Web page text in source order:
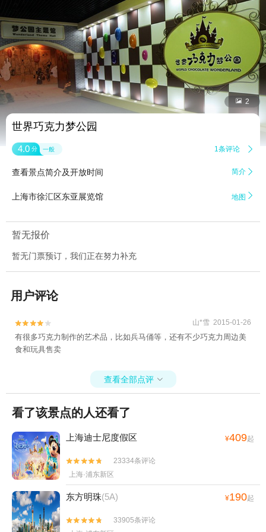
 2
世界巧克力梦公园
4.0 分 一般 1条评论 
查看景点简介及开放时间 简介 
上海市徐汇区东亚展览馆 地图 
暂无报价
暂无门票预订，我们正在努力补充
用户评论

 山*雪 2015-01-26
有很多巧克力制作的艺术品，比如兵马俑等，还有不少巧克力周边美
食和玩具售卖
查看全部点评 
看了该景点的人还看了
上海迪士尼度假区 ¥409起


23334条评论
上海·浦东新区
东方明珠(5A) ¥190起


33905条评论